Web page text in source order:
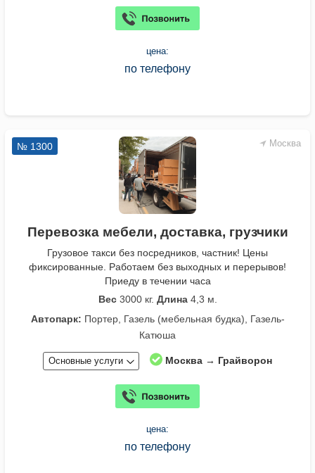
цена:
по телефону
Москва
№ 1300
Перевозка мебели, доставка, грузчики
Грузовое такси без посредников, частник! Цены
фиксированные. Работаем без выходных и перерывов!
Приеду в течении часа
Вес3000 кг. Длина4,3 м.
Автопарк: Портер, Газель (мебельная будка), Газель-
Катюша
Основные услуги Москва → Грайворон
цена:
по телефону